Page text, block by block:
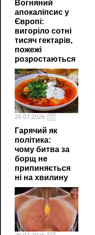
Вогняний
апокаліпсис у
Європі:
вигоріло сотні
тисяч гектарів,
пожежі
розростаються
26.07.2026
Гарячий як
політика:
чому битва за
борщ не
припиняється
ні на хвилину